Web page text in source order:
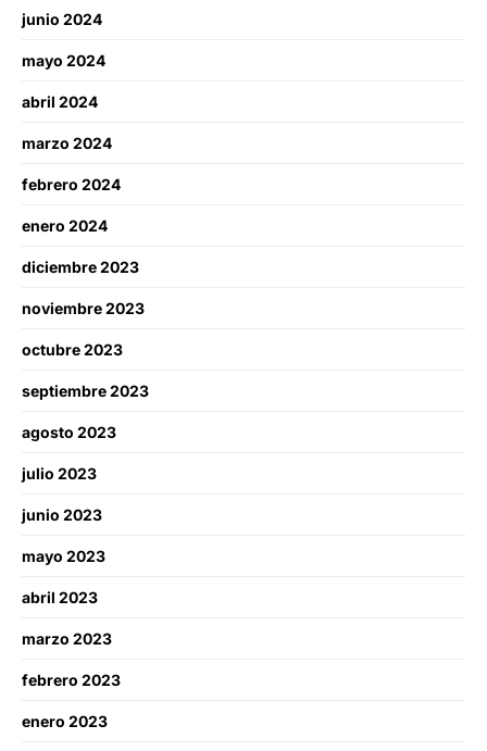
junio 2024
mayo 2024
abril 2024
marzo 2024
febrero 2024
enero 2024
diciembre 2023
noviembre 2023
octubre 2023
septiembre 2023
agosto 2023
julio 2023
junio 2023
mayo 2023
abril 2023
marzo 2023
febrero 2023
enero 2023